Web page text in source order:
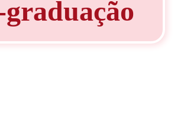
graduação